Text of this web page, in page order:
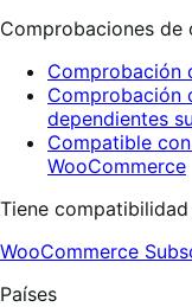
Comprobaciones de
Comprobación
Comprobación
dependientes
Compatible
WooCommerce
Tiene
WooCommerce
Países